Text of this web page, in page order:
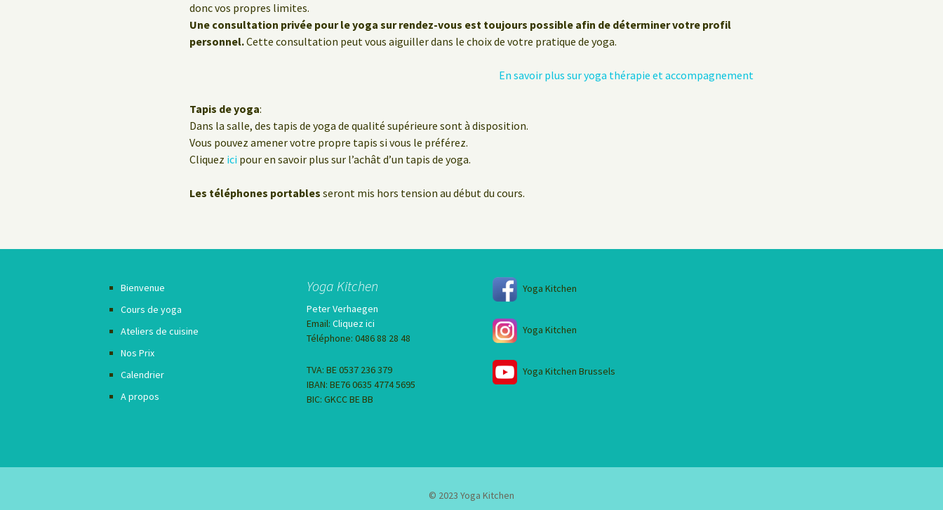
donc vos propres limites.
Une consultation privée pour le yoga sur rendez-vous est toujours possible afin de déterminer votre profil
personnel.Cette consultation peut vous aiguiller dans le choix de votre pratique de yoga.
En savoir plus sur yoga thérapie et accompagnement
Tapis de yoga:
Dans la salle, des tapis de yoga de qualité supérieure sont à disposition.
Vous pouvez amener votre propre tapis si vous le préférez.
Cliquez ici pour en savoir plus sur l’achât d’un tapis de yoga.
Les téléphones portables seront mis hors tension au début du cours.
Bienvenue
Cours de yoga
Ateliers de cuisine
Nos Prix
Calendrier
A propos
Yoga Kitchen
Peter Verhaegen
Email: Cliquez ici
Téléphone: 0486 88 28 48
TVA: BE 0537 236 379
IBAN: BE76 0635 4774 5695
BIC: GKCC BE BB
Yoga Kitchen
Yoga Kitchen
Yoga Kitchen Brussels
© 2023 Yoga Kitchen